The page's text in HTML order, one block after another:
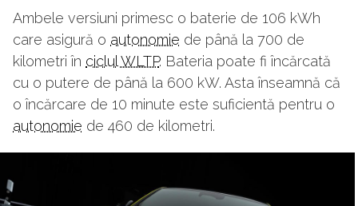
Ambele versiuni primesc o baterie de 106 kWh
care asigură o autonomie de până la 700 de
kilometri în ciclul WLTP. Bateria poate fi încărcată
cu o putere de până la 600 kW. Asta înseamnă că
o încărcare de 10 minute este suficientă pentru o
autonomie de 460 de kilometri.